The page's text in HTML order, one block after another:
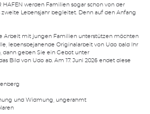
HAFEN werden Familien sogar schon von der
zweite Lebensjahr begleitet. Denn auf den Anfang
Arbeit mit jungen Familien unterstützen möchten
lebensbejahende Originalarbeit von Udo bald Ihr
dann geben Sie ein Gebot unter
Bild von Udo ab. Am 17. Juni 2026 endet diese
und Widmung, ungerahmt